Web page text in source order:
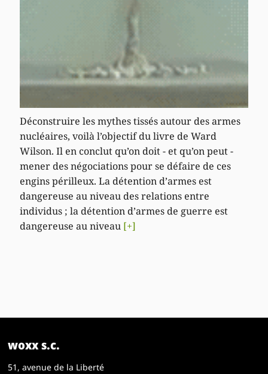
Déconstruire les mythes tissés autour des armes
nucléaires, voilà l’objectif du livre de Ward
Wilson. Il en conclut qu’on doit - et qu’on peut -
mener des négociations pour se défaire de ces
engins périlleux. La détention d’armes est
dangereuse au niveau des relations entre
individus ; la détention d’armes de guerre est
dangereuse au niveau [+]
woxx s.c.
51, avenue de la Liberté